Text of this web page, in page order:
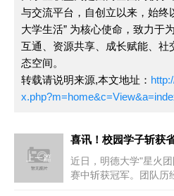
与交流平台，自创立以来，始终
大学生活” 为核心使命，致力于
互通、资源共享、成长赋能、社
态空间。
转载请说明来源,本文地址：
上一篇
喜讯！校园学子斩获
近日，明德大学"星火
赛中斩获冠军。团队历